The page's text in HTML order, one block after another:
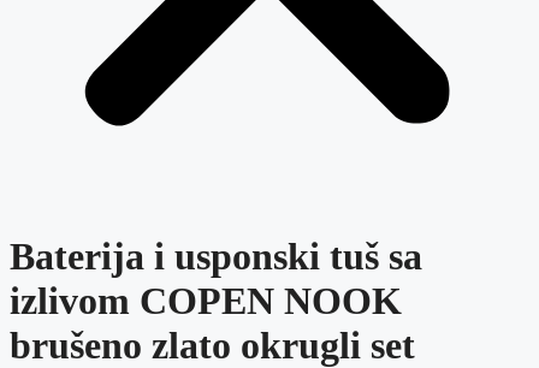
Baterija i usponski tuš sa
izlivom COPEN NOOK
brušeno zlato okrugli set